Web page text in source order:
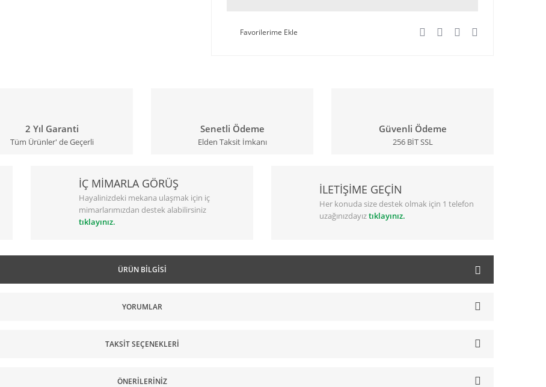
2 Yıl Garanti
Tüm Ürünler' de Geçerli
Senetli Ödeme
Elden Taksit İmkanı
Güvenli Ödeme
256 BİT SSL
İÇ MİMARLA GÖRÜŞ
Hayalinizdeki mekana ulaşmak için iç
mimarlarımızdan destek alabilirsiniz
tıklayınız.
İLETİŞİME GEÇİN
Her konuda size destek olmak için 1 telefon
uzağınızdayıztıklayınız.
ÜRÜN BILGISI
YORUMLAR
TAKSIT SEÇENEKLERI
ÖNERILERINIZ